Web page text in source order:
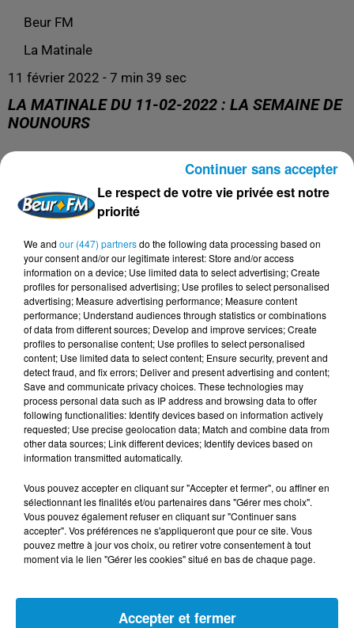
Beur FM
La Matinale
11 février 2022 - 7 min 39 sec
LA MATINALE DU 11-02-2022 : LA SEMAINE DE
NOUNOURS
La Semaine de Nounours c'est tous les vendredis à 8h20
DERNIERS PODCASTS
Les Zinformés - 24/07/26
Le respect de votre vie privée est notre
priorité
We and our (447) partnersdo the following data processing based on
your consent and/or our legitimate interest: Store and/or access
information on a device; Use limited data to select advertising; Create
profiles for personalised advertising; Use profiles to select personalised
advertising; Measure advertising performance; Measure content
performance; Understand audiences through statistics or combinations
of data from different sources; Develop and improve services; Create
profiles to personalise content; Use profiles to select personalised
content; Use limited data to select content; Ensure security, prevent and
detect fraud, and fix errors; Deliver and present advertising and content;
Save and communicate privacy choices. These technologies may
process personal data such as IP address and browsing data to offer
following functionalities: Identify devices based on information actively
requested; Use precise geolocation data; Match and combine data from
other data sources; Link different devices; Identify devices based on
information transmitted automatically.
Vous pouvez accepter en cliquant sur "Accepter et fermer", ou affiner en
sélectionnant les finalités et/ou partenaires dans "Gérer mes choix".
Vous pouvez également refuser en cliquant sur "Continuer sans
accepter". Vos préférences ne s'appliqueront que pour ce site. Vous
pouvez mettre à jour vos choix, ou retirer votre consentement à tout
moment via le lien "Gérer les cookies" situé en bas de chaque page.
Accepter et fermer
Continuer sans accepter